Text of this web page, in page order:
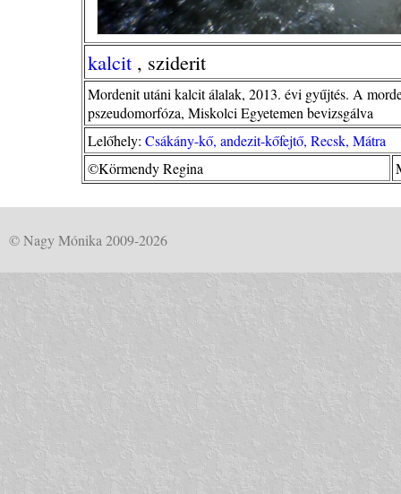
kalcit , sziderit
Mordenit utáni kalcit álalak, 2013. évi gyűjtés. A
pszeudomorfóza, Miskolci Egyetemen bevizsgálva
Lelőhely: Csákány-kő, andezit-kőfejtő, Recsk, Mátra
©Körmendy Regina
© Nagy Mónika 2009-2026